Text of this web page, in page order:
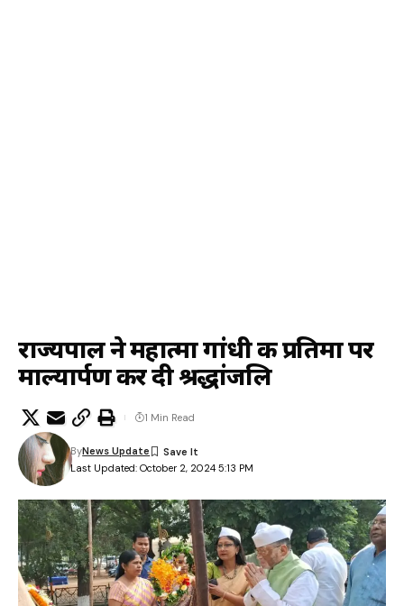
राज्यपाल ने महात्मा गांधी की प्रतिमा पर
माल्यार्पण कर दी श्रद्धांजलि
Last Updated: October 2, 2024 5:13 PM
ByNews Update
1 Min Read